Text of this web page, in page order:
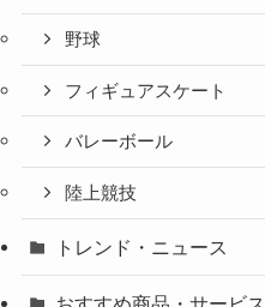
野球
フィギュアスケート
バレーボール
陸上競技
トレンド・ニュース